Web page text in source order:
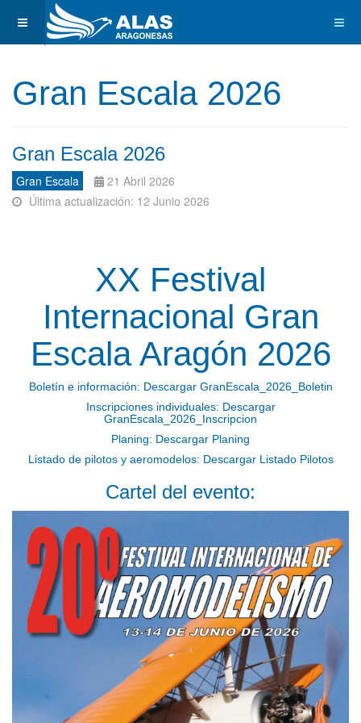
Gran Escala 2026
Gran Escala 2026
Gran Escala
21 Abril 2026
Última actualización: 12 Junio 2026
XX Festival
Internacional Gran
Escala Aragón 2026
Boletín e información: Descargar GranEscala_2026_Boletin
Inscripciones individuales: Descargar
GranEscala_2026_Inscripcion
Planing: Descargar Planing
Listado de pilotos y aeromodelos: Descargar Listado Pilotos
Cartel del evento: